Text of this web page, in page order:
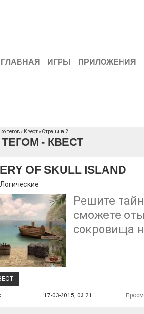
ГЛАВНАЯ ИГРЫ ПРИЛОЖЕНИЯ
тегов» Квест » Страница 2
- КВЕСТ
OF SKULL ISLAND
Логические
Решите
сможете
сокровища
17-03-2015, 03:21